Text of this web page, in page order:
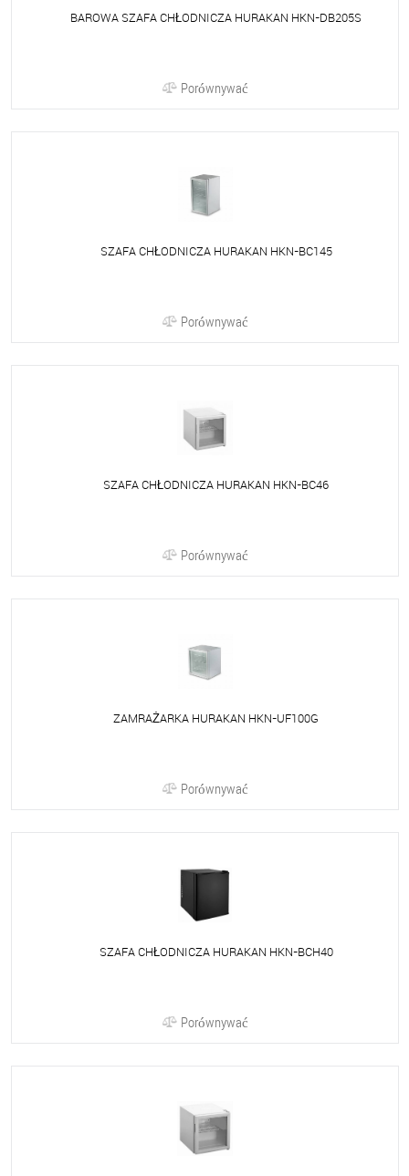
BAROWA SZAFA CHŁODNICZA HURAKAN HKN-DB205S
Porównywać
SZAFA CHŁODNICZA HURAKAN HKN-BC145
Porównywać
SZAFA CHŁODNICZA HURAKAN HKN-BC46
Porównywać
ZAMRAŻARKA HURAKAN HKN-UF100G
Porównywać
SZAFA CHŁODNICZA HURAKAN HKN-BCH40
Porównywać